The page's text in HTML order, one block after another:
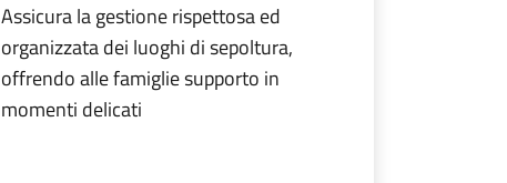
Assicura la gestione rispettosa ed
organizzata dei luoghi di sepoltura,
offrendo alle famiglie supporto in
momenti delicati